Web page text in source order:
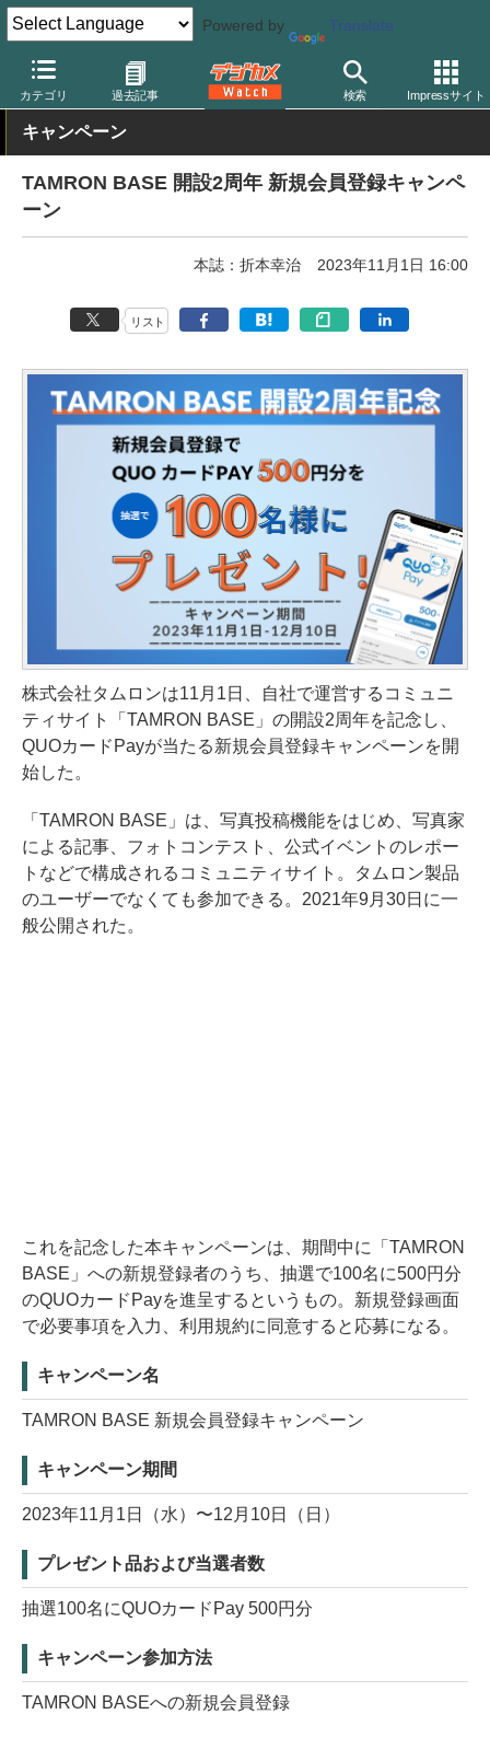
Powered by Translate
カテゴリ 過去記事 検索 Impressサイト
デジカメ Watch レンズ 交換レンズ タムロン
キャンペーン
TAMRON BASE 開設2周年 新規会員登録キャンペ
ーン
本誌：折本幸治 2023年11月1日 16:00
リスト
株式会社タムロンは11月1日、自社で運営するコミュニ
ティサイト「TAMRON BASE」の開設2周年を記念し、
QUOカードPayが当たる新規会員登録キャンペーンを開
始した。
「TAMRON BASE」は、写真投稿機能をはじめ、写真家
による記事、フォトコンテスト、公式イベントのレポー
トなどで構成されるコミュニティサイト。タムロン製品
のユーザーでなくても参加できる。2021年9月30日に一
般公開された。
これを記念した本キャンペーンは、期間中に「TAMRON
BASE」への新規登録者のうち、抽選で100名に500円分
のQUOカードPayを進呈するというもの。新規登録画面
で必要事項を入力、利用規約に同意すると応募になる。
キャンペーン名
TAMRON BASE 新規会員登録キャンペーン
キャンペーン期間
2023年11月1日（水）〜12月10日（日）
プレゼント品および当選者数
抽選100名にQUOカードPay 500円分
キャンペーン参加方法
TAMRON BASEへの新規会員登録